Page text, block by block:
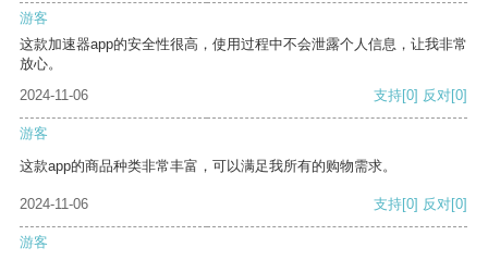
游客
这款加速器app的安全性很高，使用过程中不会泄露个人信息，让我非常
放心。
2024-11-06
支持[0] 反对[0]
游客
这款app的商品种类非常丰富，可以满足我所有的购物需求。
2024-11-06 支持[0] 反对[0]
游客